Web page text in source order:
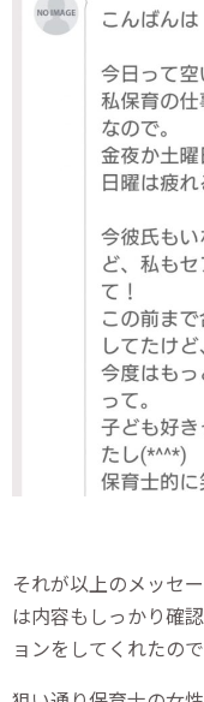
それが以上のメッセ
は内容もしっかり確
ョンをしてくれたので